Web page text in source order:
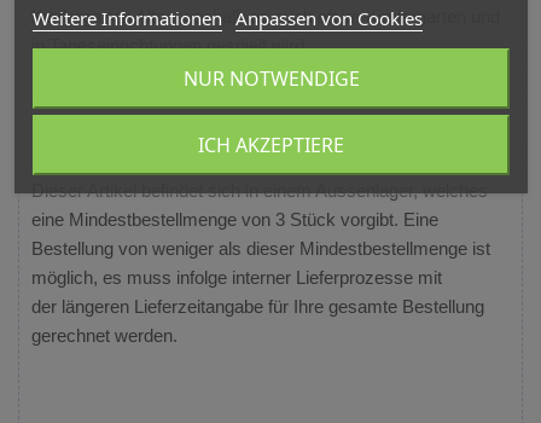
Kindergarten Alter, weshalb es auch oft im Kindergarten und
in Tageseinrichtungen gespielt wird.
Dieser Artikel befindet sich in einem Aussenlager, welches
eine Mindestbestellmenge von 3 Stück vorgibt. Eine
Bestellung von weniger als dieser Mindestbestellmenge ist
möglich, es muss infolge interner Lieferprozesse mit
der längeren Lieferzeitangabe für Ihre gesamte Bestellung
gerechnet werden.
Weitere Informationen Anpassen von Cookies
NUR NOTWENDIGE
ICH AKZEPTIERE